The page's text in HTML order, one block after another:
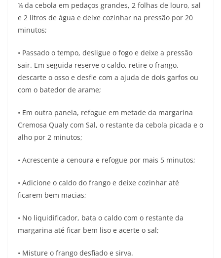
¼ da cebola em pedaços grandes, 2 folhas de louro, sal
e 2 litros de água e deixe cozinhar na pressão por 20
minutos;
• Passado o tempo, desligue o fogo e deixe a pressão
sair. Em seguida reserve o caldo, retire o frango,
descarte o osso e desfie com a ajuda de dois garfos ou
com o batedor de arame;
• Em outra panela, refogue em metade da margarina
Cremosa Qualy com Sal, o restante da cebola picada e o
alho por 2 minutos;
• Acrescente a cenoura e refogue por mais 5 minutos;
• Adicione o caldo do frango e deixe cozinhar até
ficarem bem macias;
• No liquidificador, bata o caldo com o restante da
margarina até ficar bem liso e acerte o sal;
• Misture o frango desfiado e sirva.